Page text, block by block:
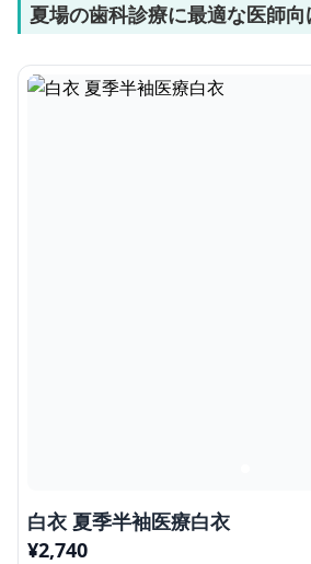
夏場の歯科診療に最適な医師
白衣 夏季半袖医療白衣
¥2,740